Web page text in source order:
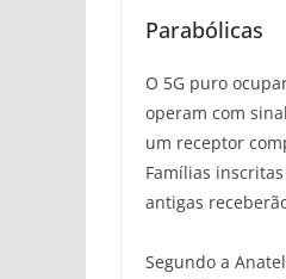
Parabólicas
O 5G puro
operam com
um receptor
Famílias
antigas
Segundo a